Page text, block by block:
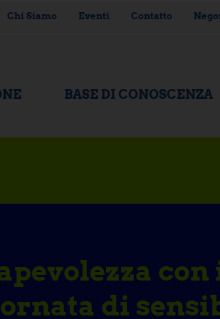
Chi Siamo Eventi Contatto
BASE DI CONOSCENZA
di